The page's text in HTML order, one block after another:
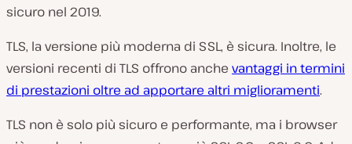
sicuro nel 2019.
TLS, la versione più moderna di SSL, è sicura. Inoltre, le
versioni recenti di TLS offrono anche vantaggi in termini
di prestazioni oltre ad apportare altri miglioramenti.
TLS non è solo più sicuro e performante, ma i browser